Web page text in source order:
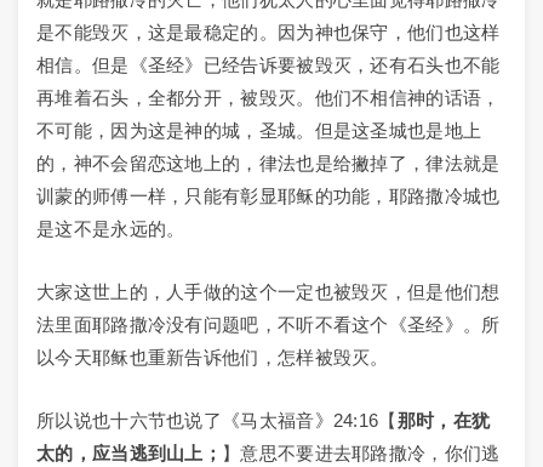
是不能毁灭，这是最稳定的。因为神也保守，他们也这样
相信。但是《圣经》已经告诉要被毁灭，还有石头也不能
再堆着石头，全都分开，被毁灭。他们不相信神的话语，
不可能，因为这是神的城，圣城。但是这圣城也是地上
的，神不会留恋这地上的，律法也是给撇掉了，律法就是
训蒙的师傅一样，只能有彰显耶稣的功能，耶路撒冷城也
是这不是永远的。
大家这世上的，人手做的这个一定也被毁灭，但是他们想
法里面耶路撒冷没有问题吧，不听不看这个《圣经》。所
以今天耶稣也重新告诉他们，怎样被毁灭。
所以说也十六节也说了《马太福音》24:16【那时，在犹
太的，应当逃到山上； 】意思不要进去耶路撒冷，你们逃